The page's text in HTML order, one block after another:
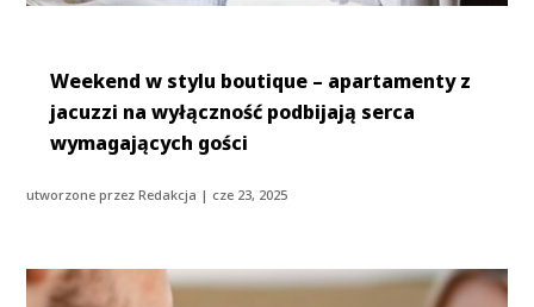
Weekend w stylu boutique – apartamenty z
jacuzzi na wyłączność podbijają serca
wymagających gości
utworzone przezRedakcja | cze 23, 2025